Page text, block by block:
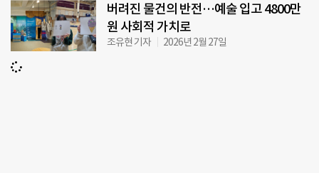
버려진 물건의 반전…예술 입고 4800만
원 사회적 가치로
조유현 기자 2026년 2월 27일